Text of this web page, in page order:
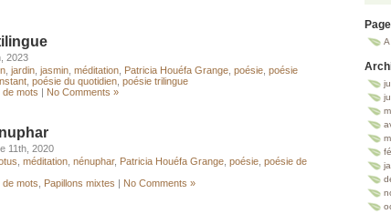
2023
jardin jasmin méditation Patricia Houéfa Grange poésie poésie
poésie du quotidien poésie trilingue
de mots | No Comments »
11th, 2020
méditation nénuphar, Patricia Houéfa Grange poésie poésie de
de mots Papillons mixtes | No Comments »